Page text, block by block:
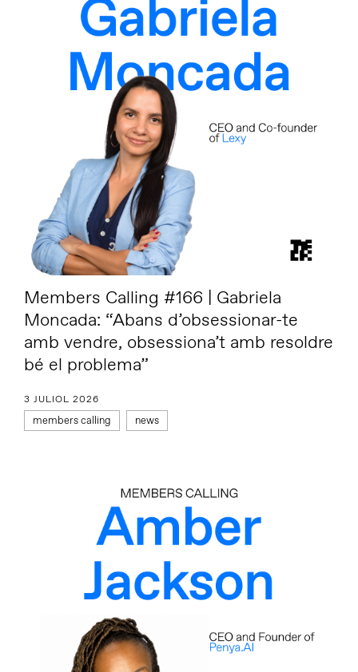
Members Calling #166 | Gabriela
Moncada: “Abans d’obsessionar-te
amb vendre, obsessiona’t amb resoldre
bé el problema”
3 JULIOL 2026
members calling news